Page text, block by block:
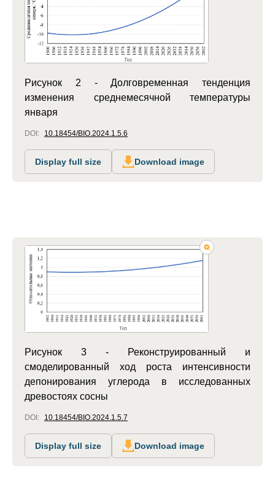
Рисунок 2 - Долговременная тенденция
изменения среднемесячной температуры
января
DOI: 10.18454/BIO.2024.1.5.6
Display full size Download image
Рисунок 3 - Реконструированный и
смоделированный ход роста интенсивности
депонирования углерода в исследованных
древостоях сосны
DOI: 10.18454/BIO.2024.1.5.7
Display full size Download image